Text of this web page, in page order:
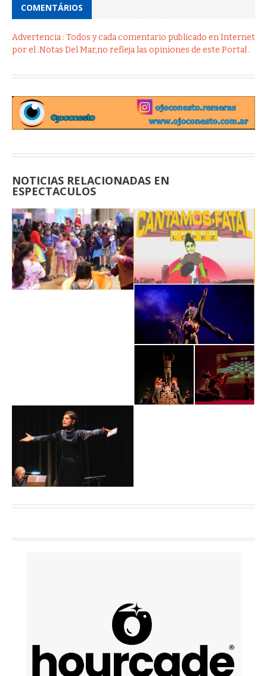
COMENTÁRIOS
Advertencia : Todos y cada comentario publicado en Internet
por el .Notas Del Mar,no refleja las opiniones de este Portal .
NOTICIAS RELACIONADAS EN
ESPECTACULOS